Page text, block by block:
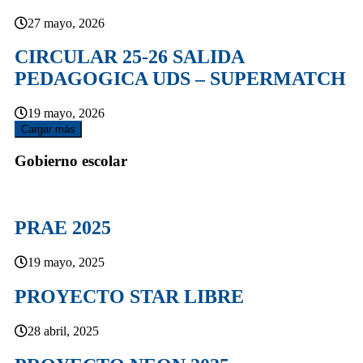
27 mayo, 2026
CIRCULAR 25-26 SALIDA
PEDAGOGICA UDS – SUPERMATCH
19 mayo, 2026
Cargar más
Gobierno escolar
PRAE 2025
19 mayo, 2025
PROYECTO STAR LIBRE
28 abril, 2025